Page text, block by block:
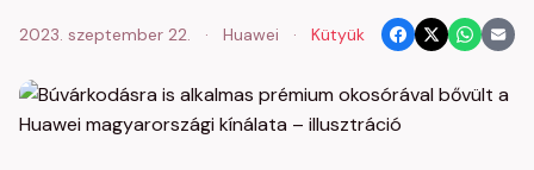
2023. szeptember 22. · Huawei · Kütyük